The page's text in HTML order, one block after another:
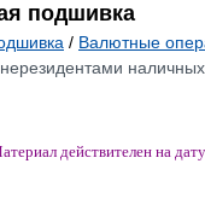
подшивка
/ Валютные
действителен на